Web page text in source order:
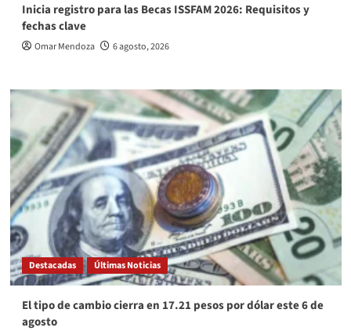
Inicia registro para las Becas ISSFAM 2026: Requisitos y
fechas clave
Omar Mendoza 6 agosto, 2026
Destacadas Últimas Noticias
El tipo de cambio cierra en 17.21 pesos por dólar este 6 de
agosto